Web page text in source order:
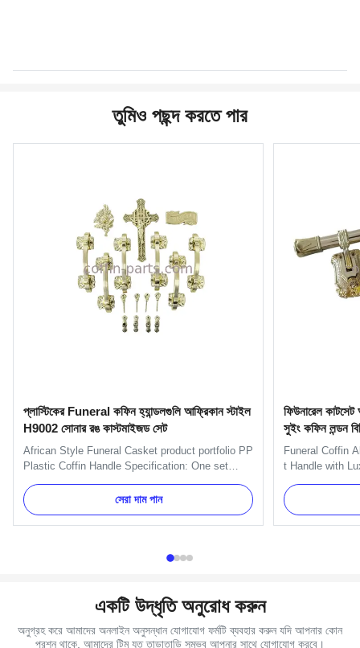
তুমিও পছন্দ করতে পার
প্লাস্টিকের Funeral কফিন হ্যান্ডলগুলি আফ্রিকান স্টাইল
H9002 সোনার রঙ কাস্টমাইজড সেট
African Style Funeral Casket product portfolio PP
Plastic Coffin Handle Specification: One set
include 6pcs handles, 1pcs RIP, 1pcs flower,
1pcs crucifix and 4pcs screws and 4pcs
brackets. Item Name TX-Model H9002 Set
Material Plastic (PP) Color Gold, silver, copper,
সেরা দাম পান
ফিউনারেল
সুইং কফিন লন্ডন
Funeral Coffin
t Handle with
handle is used
long handle.
coffin. One set
handles and
একটি উদ্ধৃতি অনুরোধ করুন
অনুগ্রহ করে আমাদের অনলাইন অনুসন্ধান যোগাযোগ ফর্মটি ব্যবহার করুন যদি আপনার কোন
প্রশ্ন থাকে, আমাদের টিম যত তাড়াতাড়ি সম্ভব আপনার সাথে যোগাযোগ করবে।